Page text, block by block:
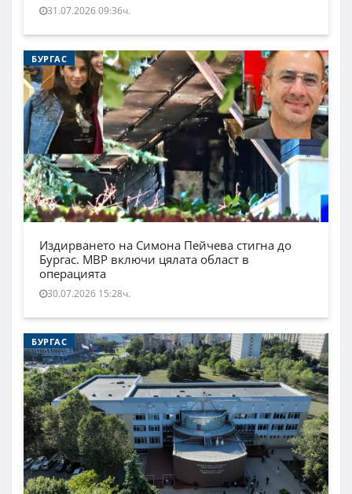
31.07.2026 09:36ч.
БУРГАС
Издирването на Симона Пейчева стигна до
Бургас. МВР включи цялата област в
операцията
30.07.2026 15:28ч.
БУРГАС